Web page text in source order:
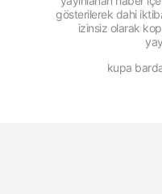
gösterilerek dahi
izinsiz olarak
kupa